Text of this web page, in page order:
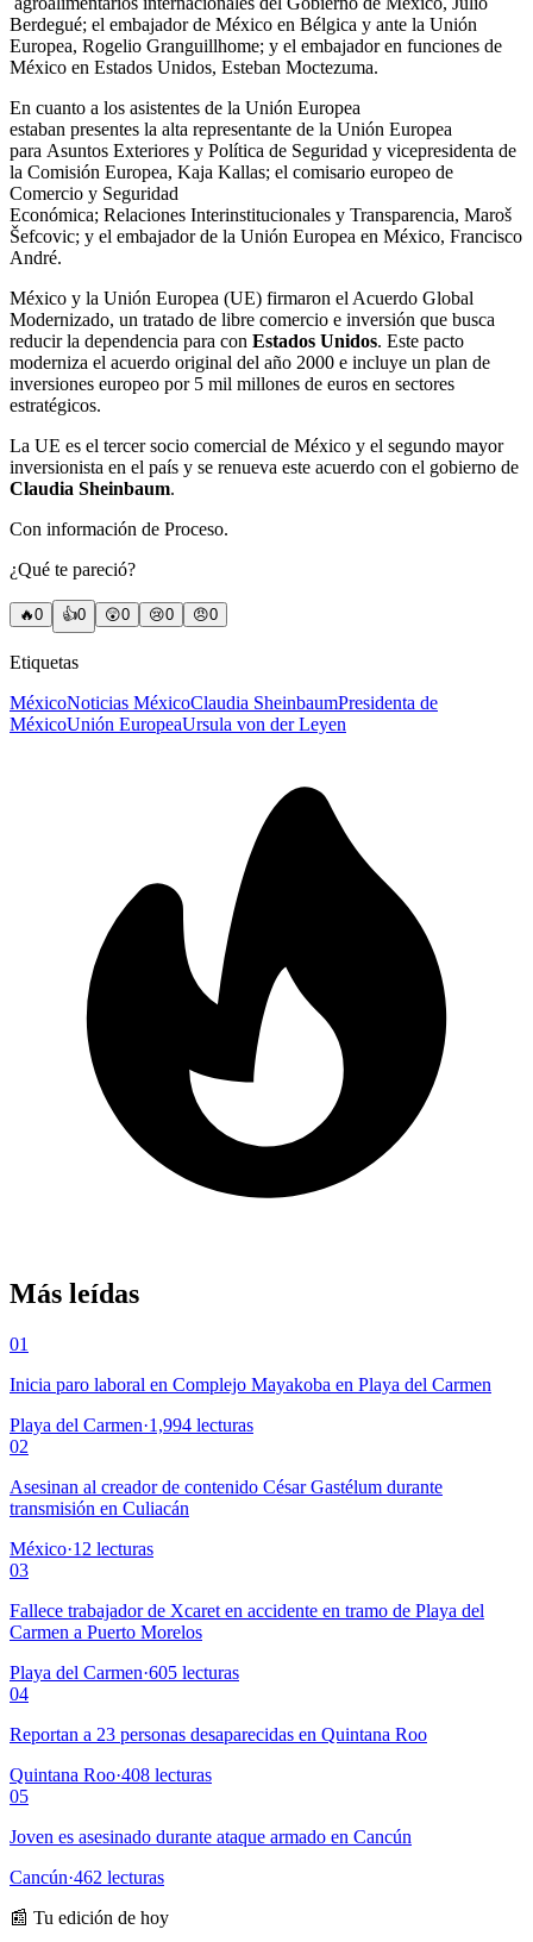
Berdegué; el embajador de México en Bélgica y ante la Unión
Europea, Rogelio Granguillhome; y el embajador en funciones de
México en Estados Unidos, Esteban Moctezuma.
En cuanto a los asistentes de la Unión Europea
estaban presentes la alta representante de la Unión Europea
para Asuntos Exteriores y Política de Seguridad y vicepresidenta de
la Comisión Europea, Kaja Kallas; el comisario europeo de
Comercio y Seguridad
Económica; Relaciones Interinstitucionales y Transparencia, Maroš
Šefcovic; y el embajador de la Unión Europea en México, Francisco
André.
México y la Unión Europea (UE) firmaron el Acuerdo Global
Modernizado, un tratado de libre comercio e inversión que busca
reducir la dependencia para con Estados Unidos. Este pacto
moderniza el acuerdo original del año 2000 e incluye un plan de
inversiones europeo por 5 mil millones de euros en sectores
estratégicos.
La UE es el tercer socio comercial de México y el segundo mayor
inversionista en el país y se renueva este acuerdo con el gobierno de
Claudia Sheinbaum.
Con información de Proceso.
¿Qué te pareció?
🔥0 👍0 😲0 😢0 😠0
Etiquetas
MéxicoNoticias MéxicoClaudia SheinbaumPresidenta de
MéxicoUnión EuropeaUrsula von der Leyen
Más leídas
01
Inicia paro laboral en Complejo Mayakoba en Playa del Carmen
Playa del Carmen·1,994 lecturas
02
Asesinan al creador de contenido César Gastélum durante
transmisión en Culiacán
México·12 lecturas
03
Fallece trabajador de Xcaret en accidente en tramo de Playa del
Carmen a Puerto Morelos
Playa del Carmen·605 lecturas
04
Reportan a 23 personas desaparecidas en Quintana Roo
Quintana Roo·408 lecturas
05
Joven es asesinado durante ataque armado en Cancún
Cancún·462 lecturas
📰 Tu edición de hoy